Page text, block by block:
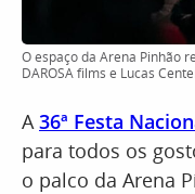
O espaço da Arena Pinhão
DAROSA films e Lucas
A36ª Festa
para todos os
o palco da Arena